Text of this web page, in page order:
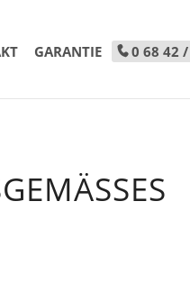
GARANTIE 0 68 42
I